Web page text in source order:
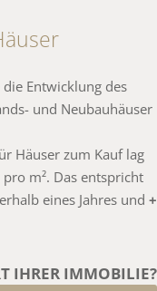
Entwicklung des
und Neubauhäuser
Häuser zum Kauf lag
pro m². Das entspricht
eines Jahres und +
IHRER IMMOBILIE?